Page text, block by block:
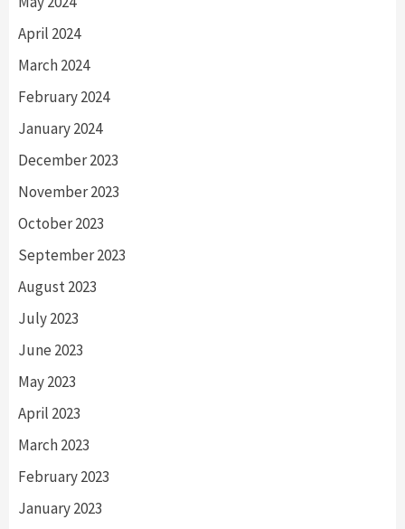
April 2024
March 2024
February 2024
January 2024
December 2023
November 2023
October 2023
September 2023
August 2023
July 2023
June 2023
May 2023
April 2023
March 2023
February 2023
January 2023